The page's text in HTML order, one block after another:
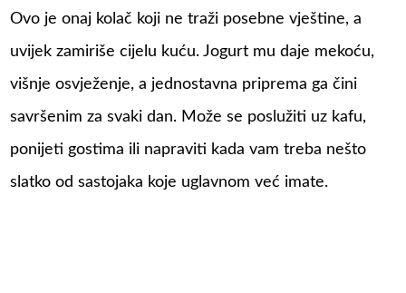
Ovo je onaj kolač koji ne traži posebne vještine, a
uvijek zamiriše cijelu kuću. Jogurt mu daje mekoću,
višnje osvježenje, a jednostavna priprema ga čini
savršenim za svaki dan. Može se poslužiti uz kafu,
ponijeti gostima ili napraviti kada vam treba nešto
slatko od sastojaka koje uglavnom već imate.